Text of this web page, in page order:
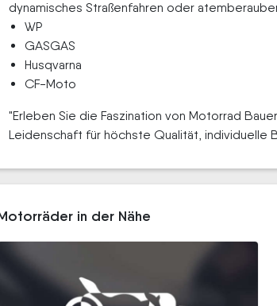
dynamisches Straßenfahren oder
WP
GASGAS
Husqvarna
CF-Moto
"Erleben Sie die Faszination von Motorrad
Leidenschaft für höchste Qualität, individuelle
in der Nähe